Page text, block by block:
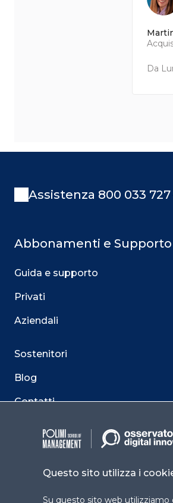
Da
Assistenza 800 033
Abbonamenti e Supporto
Guida e supporto
Privati
Aziendali
Sostenitori
Blog
Contatti
Questo sito utilizza i
Su questo sito web utilizziamo